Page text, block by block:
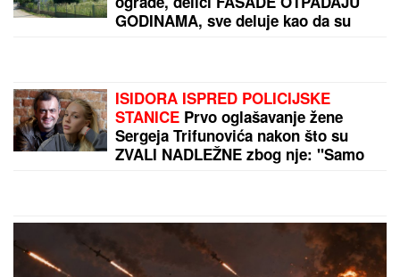
Pronašli gomilu predmeta, a kada su
ugledali OVO odmah je usledilo
(VIDEO) SPECIJALCI GA JURE PO
DVORIŠTU I IMANJU! UValjevu
uhapšen begunac za kojim je bila
raspisana potraga: Objavljen